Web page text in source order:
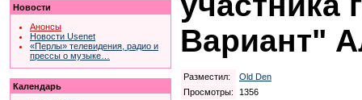
Новости
Анонсы
Новости Usenet
«Перлы» телевидения, радио и
прессы о музыке…
Календарь
Вариант"
Разместил:
Old Den
Просмотры:
1356